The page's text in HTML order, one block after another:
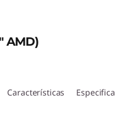
AMD)
Características